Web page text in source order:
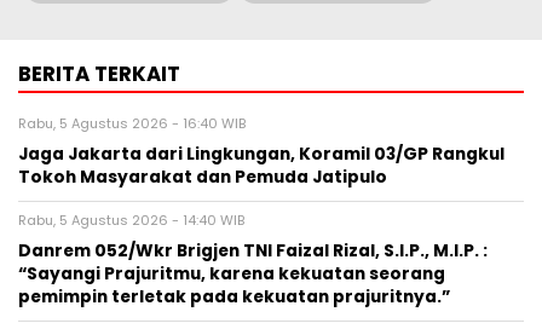
BERITA TERKAIT
Rabu, 5 Agustus 2026 - 16:40 WIB
Jaga Jakarta dari Lingkungan, Koramil 03/GP Rangkul
Tokoh Masyarakat dan Pemuda Jatipulo
Rabu, 5 Agustus 2026 - 14:40 WIB
Danrem 052/Wkr Brigjen TNI Faizal Rizal, S.I.P., M.I.P. :
“Sayangi Prajuritmu, karena kekuatan seorang
pemimpin terletak pada kekuatan prajuritnya.”